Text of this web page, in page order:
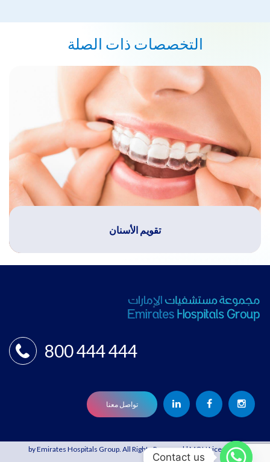
التخصصات ذات الصلة
تقويم الأسنان
800 444 444
تواصل معنا
© 2021 by Emirates Hospitals Group. All Rights Reserved | MOH License:
Contact us